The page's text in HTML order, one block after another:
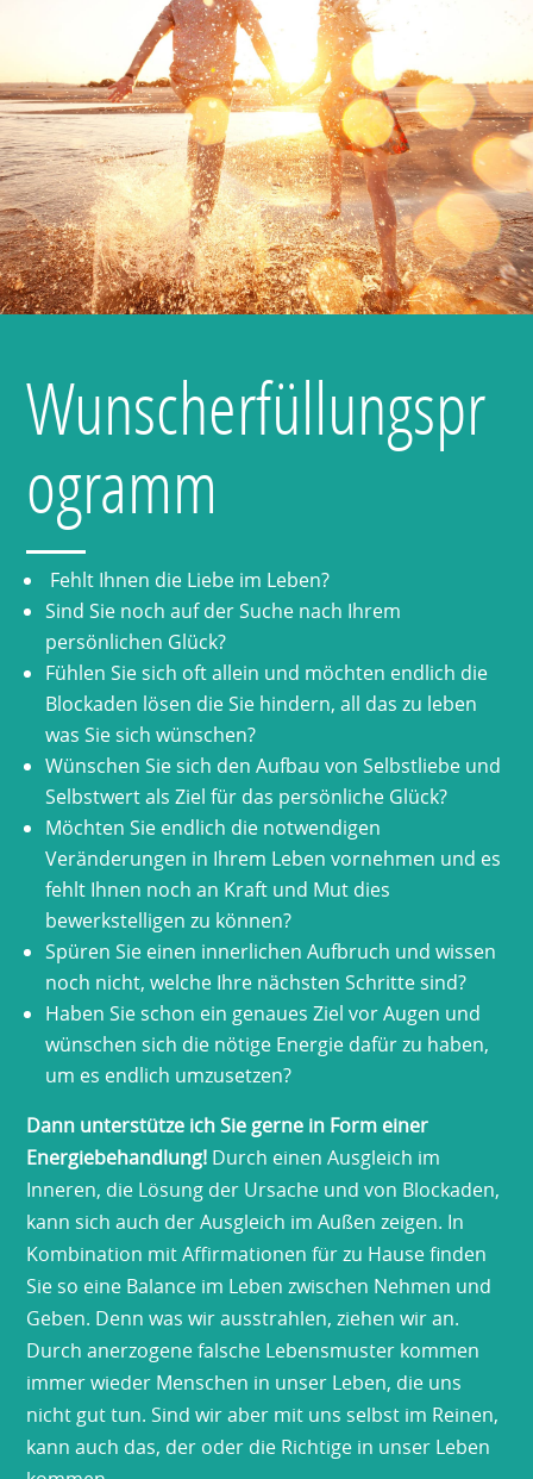
Wunscherfüllungspr
ogramm
Fehlt Ihnen die Liebe im Leben?
Sind Sie noch auf der Suche nach Ihrem
persönlichen Glück?
Fühlen Sie sich oft allein und möchten endlich die
Blockaden lösen die Sie hindern, all das zu leben
was Sie sich wünschen?
Wünschen Sie sich den Aufbau von Selbstliebe und
Selbstwert als Ziel für das persönliche Glück?
Möchten Sie endlich die notwendigen
Veränderungen in Ihrem Leben vornehmen und es
fehlt Ihnen noch an Kraft und Mut dies
bewerkstelligen zu können?
Spüren Sie einen innerlichen Aufbruch und wissen
noch nicht, welche Ihre nächsten Schritte sind?
Haben Sie schon ein genaues Ziel vor Augen und
wünschen sich die nötige Energie dafür zu haben,
um es endlich umzusetzen?
Dann unterstütze ich Sie gerne in Form einer
Energiebehandlung! Durch einen Ausgleich im
Inneren, die Lösung der Ursache und von Blockaden,
kann sich auch der Ausgleich im Außen zeigen. In
Kombination mit Affirmationen für zu Hause finden
Sie so eine Balance im Leben zwischen Nehmen und
Geben. Denn was wir ausstrahlen, ziehen wir an.
Durch anerzogene falsche Lebensmuster kommen
immer wieder Menschen in unser Leben, die uns
nicht gut tun. Sind wir aber mit uns selbst im Reinen,
kann auch das, der oder die Richtige in unser Leben